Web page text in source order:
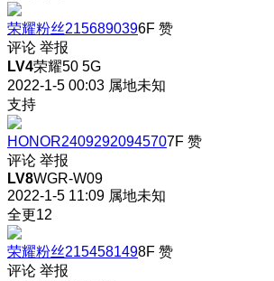
荣耀粉丝2156890396F 赞
评论 举报
LV4荣耀50 5G
2022-1-5 00:03 属地未知
支持
HONOR24092920945707F 赞
评论 举报
LV8WGR-W09
2022-1-5 11:09 属地未知
全更12
荣耀粉丝2154581498F 赞
评论 举报